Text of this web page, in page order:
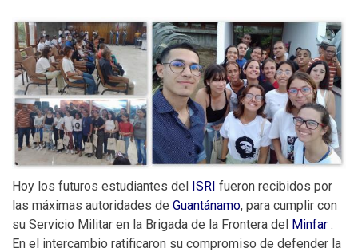
Hoy los futuros estudiantes del ISRI fueron recibidos por
las máximas autoridades de Guantánamo, para cumplir con
su Servicio Militar en la Brigada de la Frontera del Minfar .
En el intercambio ratificaron su compromiso de defender la